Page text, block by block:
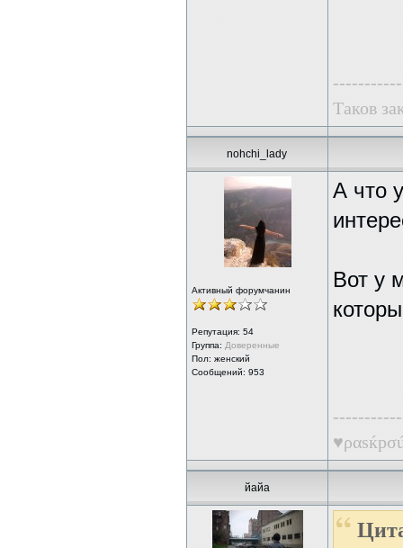
Таков
nohchi_lady
Активный форумчанин
Репутация: 54
Группа: Доверенные
Пол: женский
Сообщений: 953
А что
Вот у
йайа